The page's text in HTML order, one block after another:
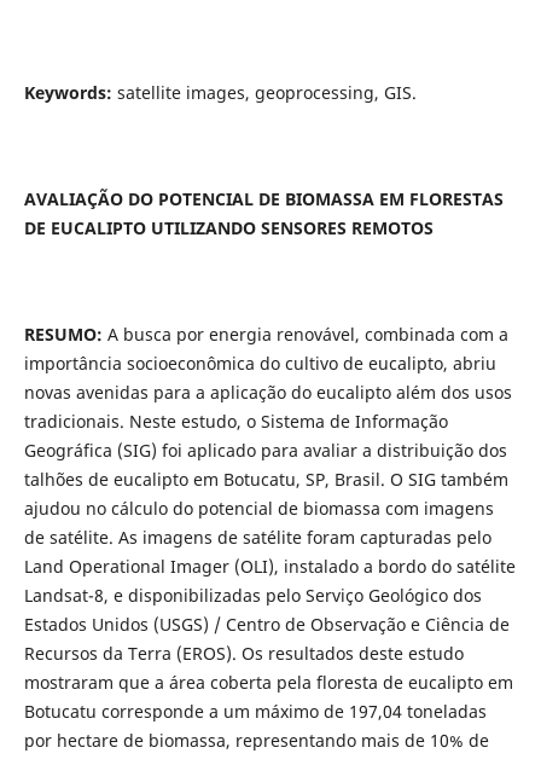
Keywords: satellite images, geoprocessing, GIS.
AVALIAÇÃO DO POTENCIAL DE BIOMASSA EM FLORESTAS
DE EUCALIPTO UTILIZANDO SENSORES REMOTOS
RESUMO: A busca por energia renovável, combinada com a
importância socioeconômica do cultivo de eucalipto, abriu
novas avenidas para a aplicação do eucalipto além dos usos
tradicionais. Neste estudo, o Sistema de Informação
Geográfica (SIG) foi aplicado para avaliar a distribuição dos
talhões de eucalipto em Botucatu, SP, Brasil. O SIG também
ajudou no cálculo do potencial de biomassa com imagens
de satélite. As imagens de satélite foram capturadas pelo
Land Operational Imager (OLI), instalado a bordo do satélite
Landsat-8, e disponibilizadas pelo Serviço Geológico dos
Estados Unidos (USGS) / Centro de Observação e Ciência de
Recursos da Terra (EROS). Os resultados deste estudo
mostraram que a área coberta pela floresta de eucalipto em
Botucatu corresponde a um máximo de 197,04 toneladas
por hectare de biomassa, representando mais de 10% de